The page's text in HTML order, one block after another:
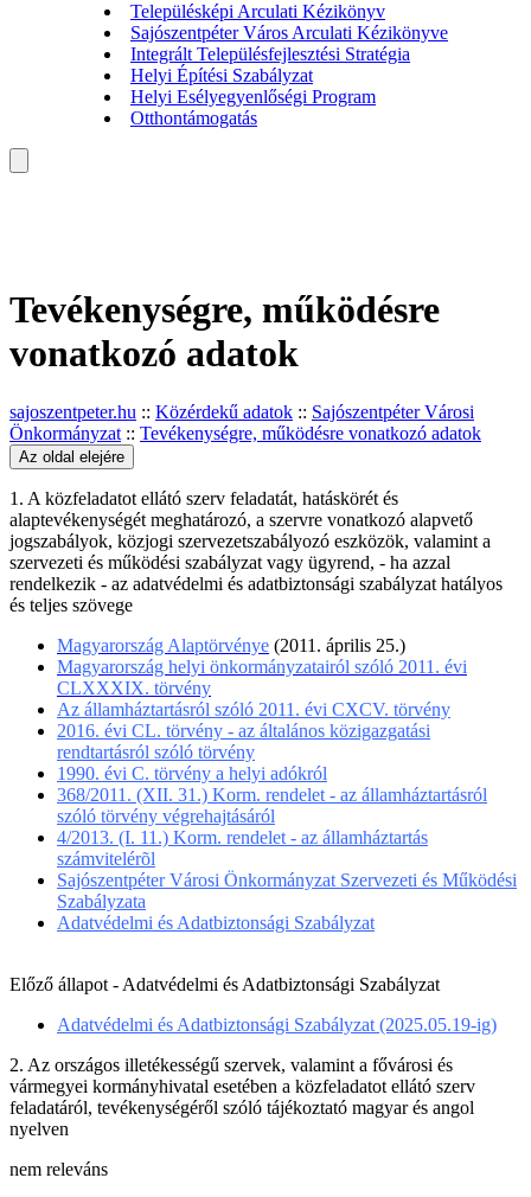
Településképi Arculati Kézikönyv
Sajószentpéter Város Arculati Kézikönyve
Integrált Településfejlesztési Stratégia
Helyi Építési Szabályzat
Helyi Esélyegyenlőségi Program
Otthontámogatás
Tevékenységre, működésre
vonatkozó adatok
sajoszentpeter.hu :: Közérdekű adatok :: Sajószentpéter Városi
Önkormányzat :: Tevékenységre, működésre vonatkozó adatok
Az oldal elejére
1. A közfeladatot ellátó szerv feladatát, hatáskörét és
alaptevékenységét meghatározó, a szervre vonatkozó alapvető
jogszabályok, közjogi szervezetszabályozó eszközök, valamint a
szervezeti és működési szabályzat vagy ügyrend, - ha azzal
rendelkezik - az adatvédelmi és adatbiztonsági szabályzat hatályos
és teljes szövege
Magyarország Alaptörvénye (2011. április 25.)
Magyarország helyi önkormányzatairól szóló 2011. évi
CLXXXIX. törvény
Az államháztartásról szóló 2011. évi CXCV. törvény
2016. évi CL. törvény - az általános közigazgatási
rendtartásról szóló törvény
1990. évi C. törvény a helyi adókról
368/2011. (XII. 31.) Korm. rendelet - az államháztartásról
szóló törvény végrehajtásáról
4/2013. (I. 11.) Korm. rendelet - az államháztartás
számvitelérõl
Sajószentpéter Városi Önkormányzat Szervezeti és Működési
Szabályzata
Adatvédelmi és Adatbiztonsági Szabályzat
Előző állapot - Adatvédelmi és Adatbiztonsági Szabályzat
Adatvédelmi és Adatbiztonsági Szabályzat (2025.05.19-ig)
2. Az országos illetékességű szervek, valamint a fővárosi és
vármegyei kormányhivatal esetében a közfeladatot ellátó szerv
feladatáról, tevékenységéről szóló tájékoztató magyar és angol
nyelven
nem releváns